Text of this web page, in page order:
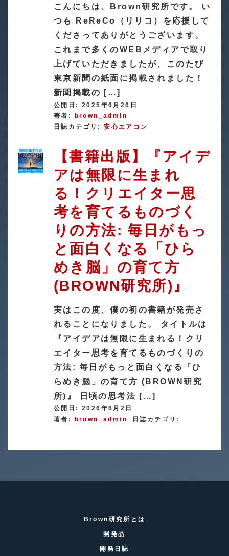
こんにちは、Brown研究所です。 い
つも ReReCo（リリコ）を応援して
くださってありがとうございます。
これまで多くのWEBメディアで取り
上げていただきましたが、このたび
東京新聞の紙面に掲載されました！
新聞掲載の […]
公開日: 2025年6月26日
著者:
brown_admin
日誌カテゴリ:安心エアコン
【書籍出版】『アイデ
アは無限に生まれ
る！クリエイター思
考を育てるものづく
りの方法: 毎日がもっ
と面白くなる「ひら
めき脳」の育て方
(BROWN研究所)』
実はこの度、僕の初の書籍が発売さ
れることになりました。 タイトルは
『アイデアは無限に生まれる！クリ
エイター思考を育てるものづくりの
方法: 毎日がもっと面白くなる「ひ
らめき脳」の育て方 (BROWN研究
所)』 日頃の思考法 […]
公開日: 2026年6月2日
著者:
brown_admin 日誌カテゴリ:
Brown研究所とは
開発品
開発日誌